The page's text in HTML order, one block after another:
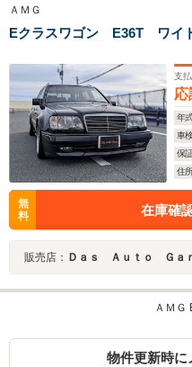
電源/カロッツェリア
ナビ/地デ
カメラ/電動リアゲー
ト/HID
両
ＡＭＧ
Eクラスワゴン E36T ワイ
支
応
年
車検
保
住
無
料
在庫確
販売店： Ｄａｓ Ａｕｔｏ Ｇａ
ＡＭＧ
物件更新時に